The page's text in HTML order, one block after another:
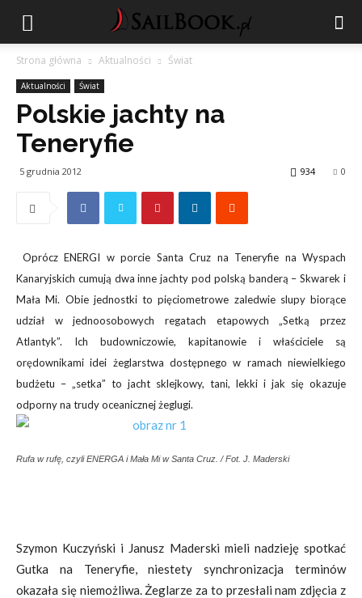
Strona główna Aktualności Świat
Aktualności Świat
Polskie jachty na
Teneryfie
5 grudnia 2012 0
934
Oprócz ENERGI w porcie Santa Cruz na Teneryfie na Wyspach
Kanaryjskich cumują dwa inne jachty pod polską banderą – Skwarek i
Mała Mi. Obie jednostki to pięciometrowe zaledwie slupy biorące
udział w jednoosobowych regatach etapowych „Setką przez
Atlantyk”. Ich budowniczowie, kapitanowie i właściciele są
orędownikami idei żeglarstwa dostępnego w ramach niewielkiego
budżetu – „setka” to jacht sklejkowy, tani, lekki i jak się okazuje
odporny na trudy oceanicznej żeglugi.
Rufa w rufę, czyli ENERGA i Mała Mi w Santa Cruz. / Fot. J. Maderski
Szymon Kuczyński i Janusz Maderski mieli nadzieję spotkać
Gutka na Teneryfie, niestety synchronizacja terminów
okazała się niemożliwa. Żeglarze za to przesłali nam zdjęcia z